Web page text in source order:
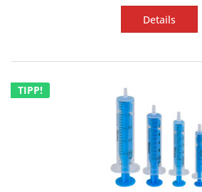
Details
TIPP!